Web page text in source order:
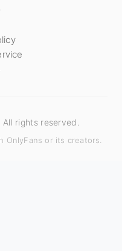
rights reserved.
OnlyFans or its creators.